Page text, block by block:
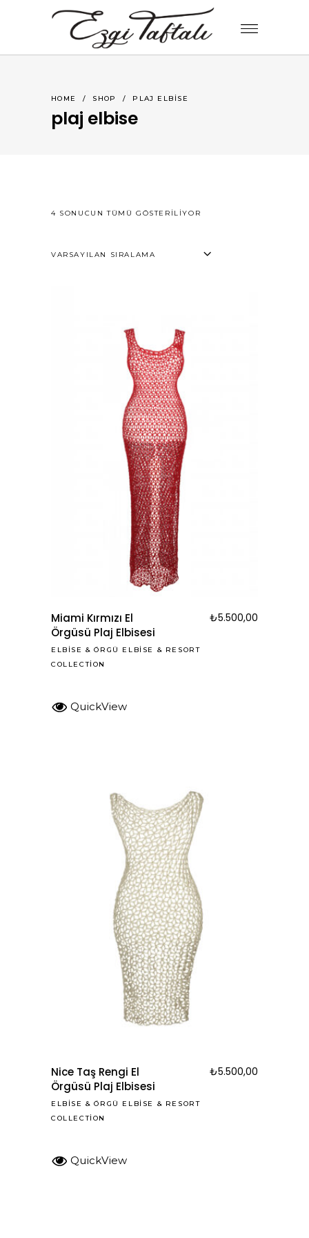
HOME / SHOP / PLAJ ELBISE
plaj elbise
4 SONUCUN TÜMÜ GÖSTERILIYOR
VARSAYILAN SIRALAMA
Miami Kırmızı El
Örgüsü Plaj Elbisesi
₺5.500,00
ELBISE &ÖRGÜ ELBISE & RESORT
COLLECTION
QuickView
Nice Taş Rengi El
Örgüsü Plaj Elbisesi
₺5.500,00
ELBISE &ÖRGÜ ELBISE & RESORT
COLLECTION
QuickView